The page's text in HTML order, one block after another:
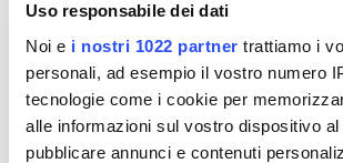
Uso responsabile dei dati
Noi e i nostri 1022 partner trattiamo i
personali, ad esempio il vostro numero
tecnologie come i cookie per
alle informazioni sul vostro dispositivo al
pubblicare annunci e contenuti